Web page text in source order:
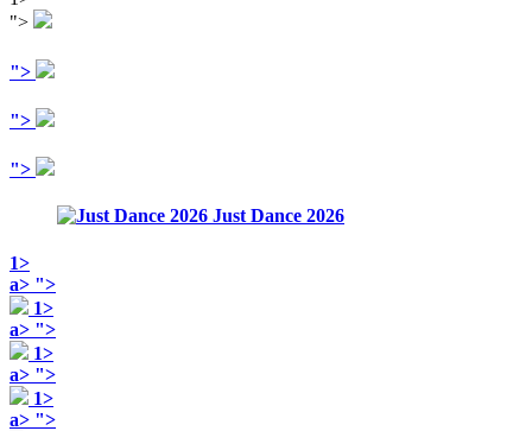
">
">
">
">
Just Dance 2026
1>
a> ">
1>
a> ">
1>
a> ">
1>
a> ">